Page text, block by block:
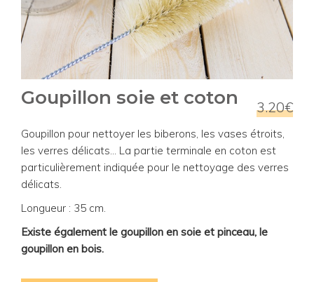
3.20€
Goupillon soie et coton
Goupillon pour nettoyer les biberons, les vases étroits,
les verres délicats... La partie terminale en coton est
particulièrement indiquée pour le nettoyage des verres
délicats.
Longueur : 35 cm.
Existe également le goupillon en soie et pinceau, le
goupillon en bois.